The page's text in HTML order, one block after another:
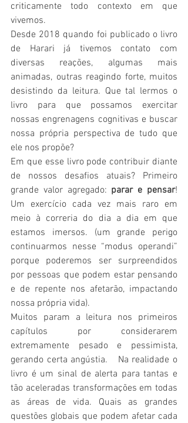
criticamente todo contexto em que
vivemos.
Desde 2018 quando foi publicado o livro
de Harari já tivemos contato com
diversas reações, algumas mais
animadas, outras reagindo forte, muitos
desistindo da leitura. Que tal lermos o
livro para que possamos exercitar
nossas engrenagens cognitivas e buscar
nossa própria perspectiva de tudo que
ele nos propõe?
Em que esse livro pode contribuir diante
de nossos desafios atuais? Primeiro
grande valor agregado: parar e pensar!
Um exercício cada vez mais raro em
meio à correria do dia a dia em que
estamos imersos. (um grande perigo
continuarmos nesse “modus operandi”
porque poderemos ser surpreendidos
por pessoas que podem estar pensando
e de repente nos afetarão, impactando
nossa própria vida).
Muitos param a leitura nos primeiros
capítulos por considerarem
extremamente pesado e pessimista,
gerando certa angústia.   Na realidade o
livro é um sinal de alerta para tantas e
tão aceleradas transformações em todas
as áreas de vida. Quais as grandes
questões globais que podem afetar cada